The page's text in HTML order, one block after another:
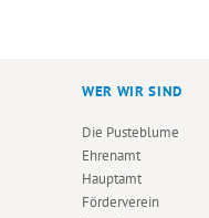
WER WIR SIND
Die Pusteblume
Ehrenamt
Hauptamt
Förderverein